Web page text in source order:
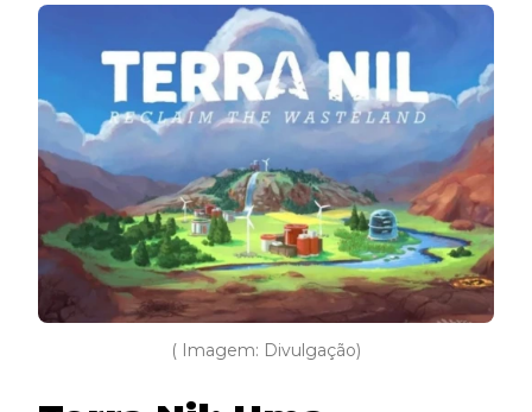
apenas oferece entretenimento, mas
também educa os jogadores sobre a vital
importância da restauração e conservação
do meio ambiente.
( Imagem: Divulgação)